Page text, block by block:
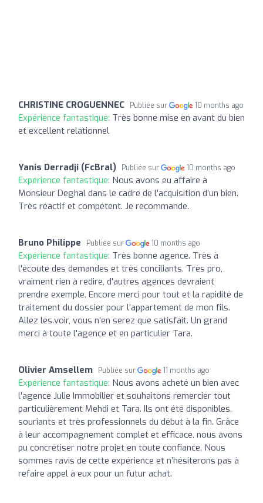
CHRISTINE CROGUENNEC Publiée sur 10 months ago
Expérience fantastique: Très bonne mise en avant du bien
et excellent relationnel
Yanis Derradji (FcBral) Publiée sur 10 months ago
Expérience fantastique: Nous avons eu affaire à
Monsieur Deghal dans le cadre de l’acquisition d’un bien.
Très réactif et compétent. Je recommande.
Bruno Philippe Publiée sur 10 months ago
Expérience fantastique: Très bonne agence. Très à
l'écoute des demandes et très conciliants. Très pro,
vraiment rien à redire, d'autres agences devraient
prendre exemple. Encore merci pour tout et la rapidité de
traitement du dossier pour l'appartement de mon fils.
Allez les.voir, vous n'en serez que satisfait. Un grand
merci à toute l'agence et en particulier Tara.
Olivier Amsellem Publiée sur 11 months ago
Expérience fantastique: Nous avons acheté un bien avec
l’agence Julie Immobilier et souhaitons remercier tout
particulièrement Mehdi et Tara. Ils ont été disponibles,
souriants et très professionnels du début à la fin. Grâce
à leur accompagnement complet et efficace, nous avons
pu concrétiser notre projet en toute confiance. Nous
sommes ravis de cette expérience et n’hésiterons pas à
refaire appel à eux pour un futur achat.